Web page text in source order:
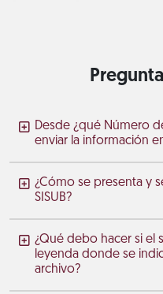
Desde ¿qué Número
enviar la información
¿Cómo se presenta y
SISUB?
¿Qué debo hacer si el
leyenda donde se
archivo?